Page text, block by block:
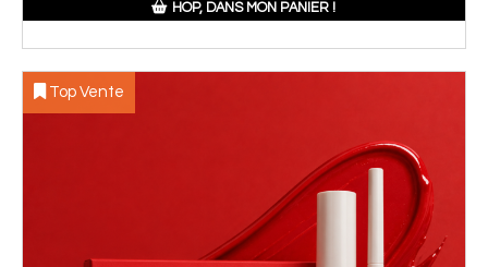
HOP, DANS MON PANIER !
Top Vente